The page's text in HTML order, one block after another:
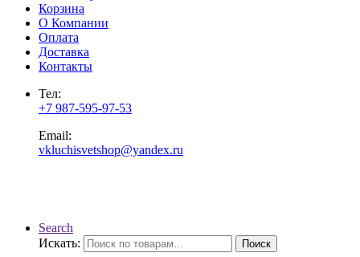
Корзина
О Компании
Оплата
Доставка
Контакты
Тел:
+7 987-595-97-53
Email:
vkluchisvetshop@yandex.ru
Search
Искать:
Поиск